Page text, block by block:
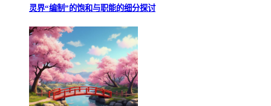
灵界“编制”的饱和与职能的细分探讨